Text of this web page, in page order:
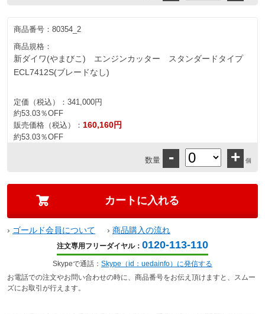
商品番号： 80354_2
商品規格：
新ダイワ(やまびこ) エンジンカッター スタンダードタイプ
ECL7412S(ブレードなし)
定価（税込）： 341,000円
約53.03％OFF
販売価格（税込）： 160,160円
約53.03％OFF
数量 - + 個
› ゴールド会員について › 商品購入の流れ
注文専用フリーダイヤル： 0120-113-110
Skypeで通話： Skype（id：uedainfo）に発信する
お電話での注文やお問い合わせの時に、商品番号をお伝え頂けますと、スムー
ズにお取引が行えます。